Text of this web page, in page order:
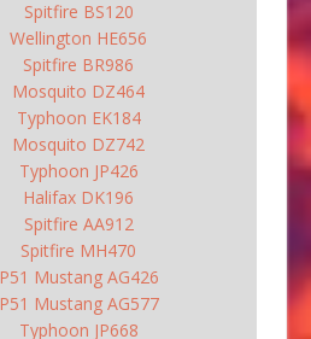
Spitfire BS120
Wellington HE656
Spitfire BR986
Mosquito DZ464
Typhoon EK184
Mosquito DZ742
Typhoon JP426
Halifax DK196
Spitfire AA912
Spitfire MH470
P51 Mustang AG426
P51 Mustang AG577
Typhoon JP668